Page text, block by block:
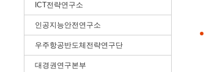
ICT전략연구소
인공지능안전연구소
우주항공반도체전략연구단
대경권연구본부